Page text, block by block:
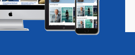
Podcasts Vacatures